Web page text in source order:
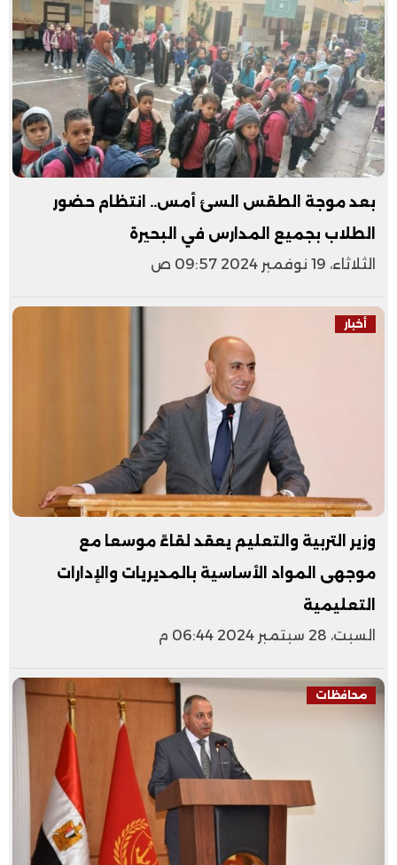
بعد موجة الطقس السئ أمس.. انتظام حضور
الطلاب بجميع المدارس في البحيرة
الثلاثاء، 19 نوفمبر 2024 09:57 ص
أخبار
وزير التربية والتعليم يعقد لقاءً موسعا مع
موجهى المواد الأساسية بالمديريات والإدارات
التعليمية
السبت، 28 سبتمبر 2024 06:44 م
محافظات